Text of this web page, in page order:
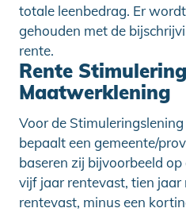
totale leenbedrag. Er
gehouden met de
rente.
Rente
Maatwerklening
Voor de
bepaalt een gemeente/
baseren zij bijvoorbeeld
vijf jaar rentevast, tien
rentevast, minus een